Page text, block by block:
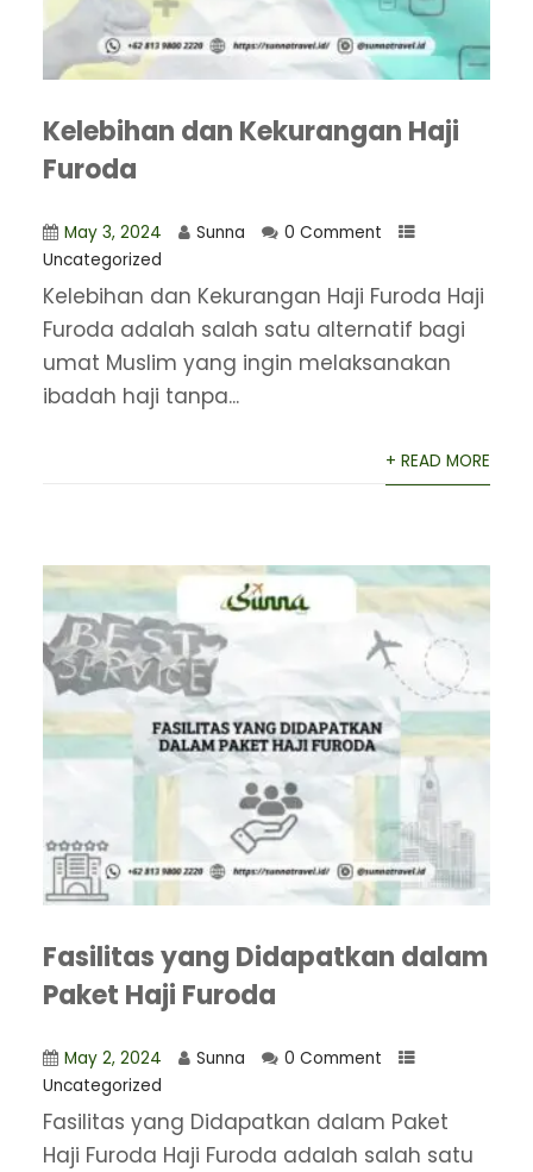
Kelebihan dan Kekurangan Haji
Furoda
May 3, 2024 Sunna
0 Comment
Uncategorized
Kelebihan dan Kekurangan Haji Furoda Haji
Furoda adalah salah satu alternatif bagi
umat Muslim yang ingin melaksanakan
ibadah haji tanpa...
+ READ MORE
Fasilitas yang Didapatkan dalam
Paket Haji Furoda
May 2, 2024 Sunna
0 Comment
Uncategorized
Fasilitas yang Didapatkan dalam Paket
Haji Furoda Haji Furoda adalah salah satu